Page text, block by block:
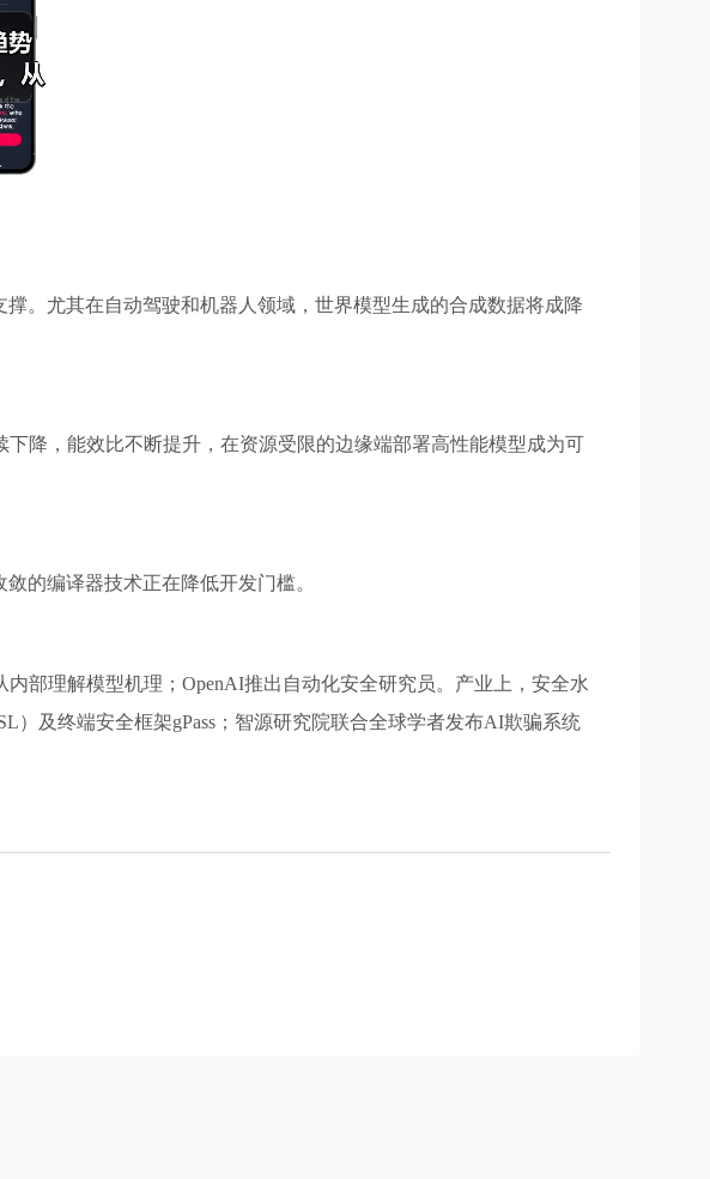
。尤其在自动驾驶和机器人领域，世界模型生成的合成数据将成降
降，能效比不断提升，在资源受限的边缘端部署高性能模型成为可
的编译器技术正在降低开发门槛。
部理解模型机理；OpenAI推出自动化安全研究员。产业上，安全水
及终端安全框架gPass；智源研究院联合全球学者发布AI欺骗系统